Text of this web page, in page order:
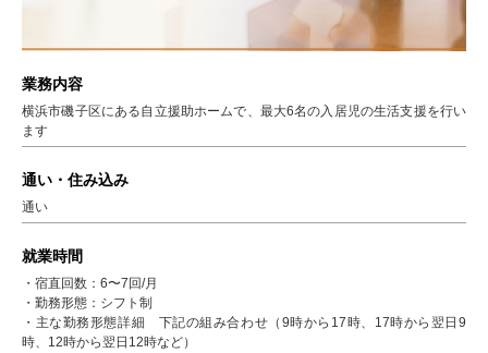
業務内容
横浜市磯子区にある自立援助ホームで、最大6名の入居児の生活支援を行い
ます
通い・住み込み
通い
就業時間
・宿直回数：6〜7回/月
・勤務形態：シフト制
・主な勤務形態詳細 下記の組み合わせ（9時から17時、17時から翌日9
時、12時から翌日12時など）